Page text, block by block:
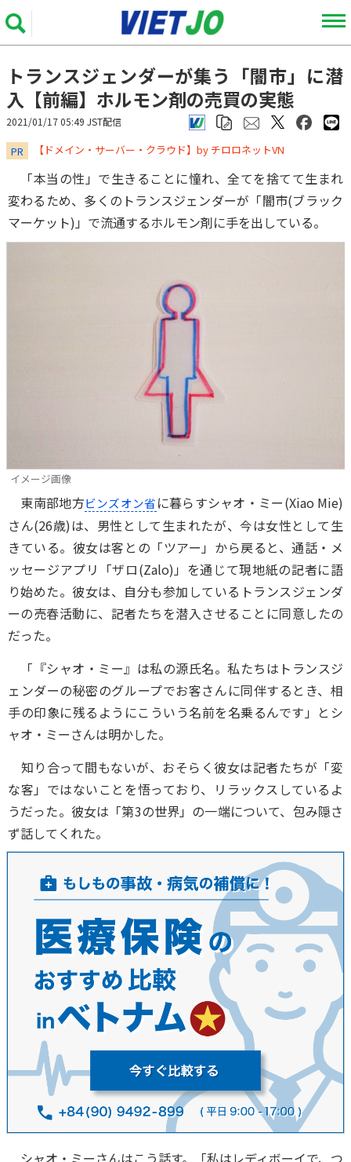
トランスジェンダーが集う「闇市」に潜
入【前編】ホルモン剤の売買の実態
2021/01/17 05:49 JST配信
PR ​​​​​​​【ドメイン・サーバー・クラウド】by チロロネットVN
「本当の性」で生きることに憧れ、全てを捨てて生まれ
変わるため、多くのトランスジェンダーが「闇市(ブラック
マーケット)」で流通するホルモン剤に手を出している。
イメージ画像
東南部地方ビンズオン省に暮らすシャオ・ミー(Xiao Mie)
さん(26歳)は、男性として生まれたが、今は女性として生
きている。彼女は客との「ツアー」から戻ると、通話・メ
ッセージアプリ「ザロ(Zalo)」を通じて現地紙の記者に語
り始めた。彼女は、自分も参加しているトランスジェンダ
ーの売春活動に、記者たちを潜入させることに同意したの
だった。
「『シャオ・ミー』は私の源氏名。私たちはトランスジ
ェンダーの秘密のグループでお客さんに同伴するとき、相
手の印象に残るようにこういう名前を名乗るんです」とシ
ャオ・ミーさんは明かした。
知り合って間もないが、おそらく彼女は記者たちが「変
な客」ではないことを悟っており、リラックスしているよ
うだった。彼女は「第3の世界」の一端について、包み隠さ
ず話してくれた。
シャオ・ミーさんはこう話す。「私はレディボーイで、つ